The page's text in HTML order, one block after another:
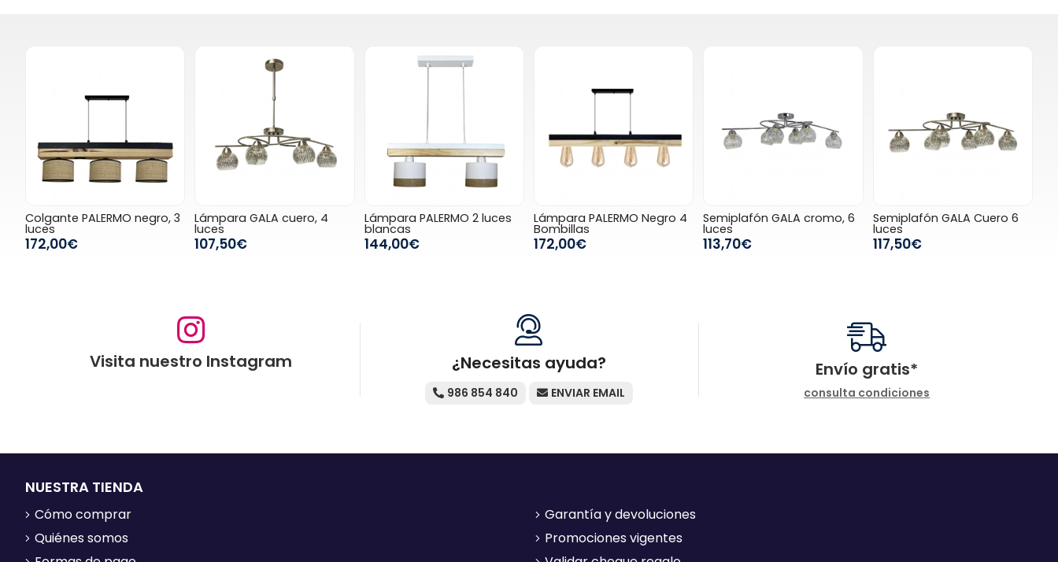
Colgante PALERMO negro, 3
luces
172,00€
Lámpara GALA cuero, 4
luces
107,50€
Lámpara PALERMO 2 luces
blancas
144,00€
Lámpara PALERMO Negro 4
Bombillas
172,00€
Semiplafón GALA cromo, 6
luces
113,70€
Semiplafón GALA Cuero 6
luces
117,50€
Visita nuestro Instagram ¿Necesitas ayuda?
986 854 840 ENVIAR EMAIL
Envío gratis*
consulta condiciones
NUESTRA TIENDA
Cómo comprar
Quiénes somos
Garantía y devoluciones
Promociones vigentes